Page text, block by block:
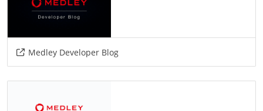
slack
confluence
その他
react-native
datadog
Medley Developer Blog